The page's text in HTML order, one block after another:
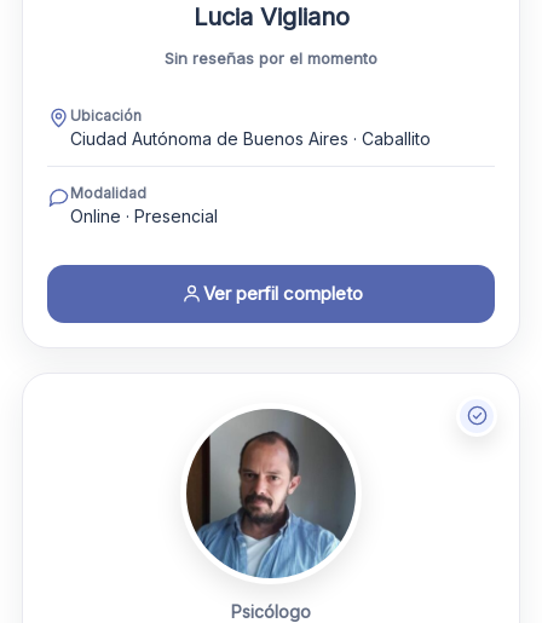
Lucia Vigliano
Sin reseñas por el momento
Ubicación
Ciudad Autónoma de Buenos Aires · Caballito
Modalidad
Online · Presencial
Ver perfil completo
Psicólogo